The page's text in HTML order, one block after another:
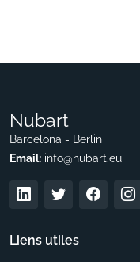
Nubart
Barcelona - Berlin
Email: info@nubart.eu
Liens utiles